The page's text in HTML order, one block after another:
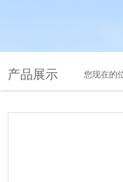
产品展示 您现在的